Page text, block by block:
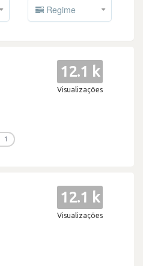
Regime
1
12.1 k
Visualizações
12.1 k
Visualizações